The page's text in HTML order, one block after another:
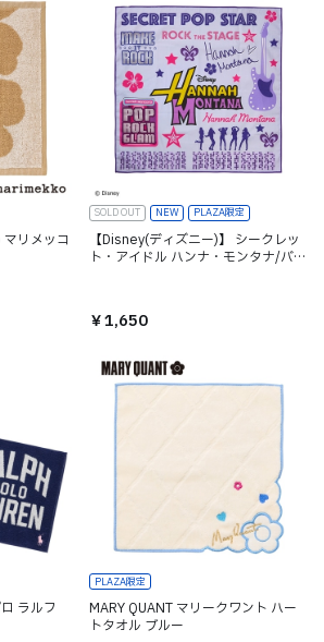
リメッコ
SOLD OUT NEW PLAZA限定
【Disney(ディズニー)】 シークレッ
ト・アイドル ハンナ・モンタナ/バン
￥1,650
ラルフ
PLAZA限定
MARY QUANT マリークワント ハー
トタオル ブルー